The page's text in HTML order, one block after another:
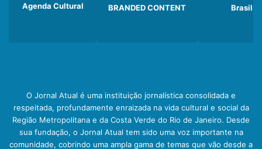
Agenda Cultural BRANDED CONTENT Brasil
O Jornal Atual é uma instituição jornalística consolidada e
respeitada, profundamente enraizada na vida cultural e social da
Região Metropolitana e da Costa Verde do Rio de Janeiro. Desde
sua fundação, o Jornal Atual tem sido uma voz importante na
comunidade, cobrindo uma ampla gama de temas que vão desde a